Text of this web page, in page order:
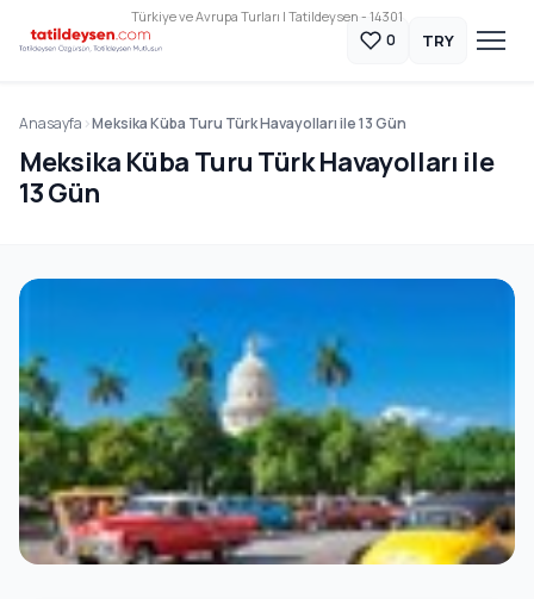
Türkiye ve Avrupa Turları | Tatildeysen - 14301
0 TRY
Anasayfa Meksika Küba Turu Türk Havayolları ile 13 Gün
Meksika Küba Turu Türk Havayolları ile
13 Gün